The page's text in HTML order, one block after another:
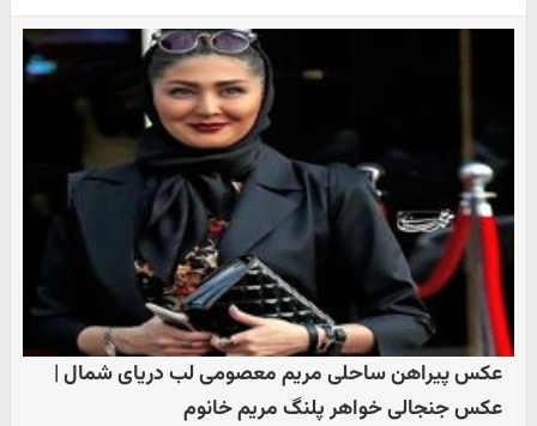
عکس پیراهن ساحلی مریم معصومی لب دریای شمال |
عکس جنجالی خواهر پلنگ مریم خانوم